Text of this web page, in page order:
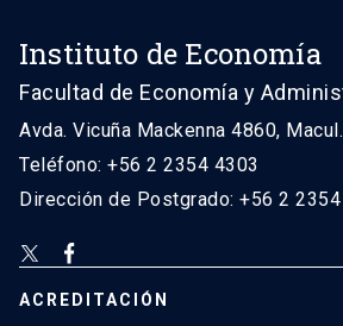
Instituto de Economía
Facultad de Economía y
Avda. Vicuña Mackenna 4860,
Teléfono: +56 2 2354 4303
Dirección de Postgrado: +56 2
ACREDITACIÓN